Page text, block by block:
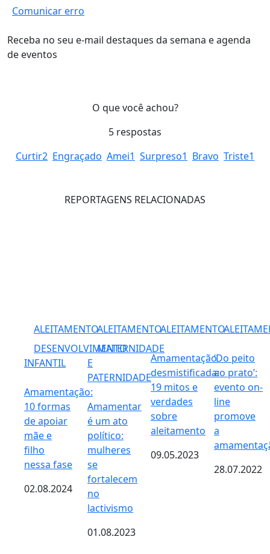
Comunicar erro
Receba no seu e-mail destaques da semana e agenda
de eventos
O que você achou?
5 respostas
Curtir2 Engraçado Amei1 Surpreso1 Bravo Triste1
REPORTAGENS RELACIONADAS
ALEITAMENTO
DESENVOLVIMENTO
INFANTIL
Amamentação:
10 formas
de apoiar
mãe e
filho
nessa fase
02.08.2024
ALEITAMENTO
MATERNIDADE
E
PATERNIDADE
Amamentar
é um ato
político:
mulheres
se
fortalecem
no
lactivismo
01.08.2023
ALEITAMENTO
Amamentação
desmistificada:
19 mitos e
verdades
sobre
aleitamento
09.05.2023
‘Do peito
ao prato’:
evento on-
line
promove
a
28.07.2022